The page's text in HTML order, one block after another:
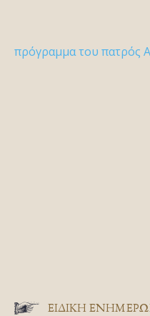
πρόγραμμα του πατρός
ΕΙΔΙΚΉ